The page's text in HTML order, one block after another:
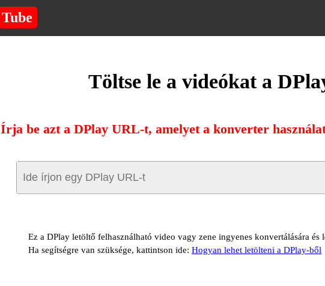
Tube
Töltse le a videókat a
Írja be azt a DPlay URL-t, amelyet a konverter
Ez a DPlay letöltő felhasználható video vagy zene ingyenes konvertálására és
Ha segítségre van szüksége, kattintson ide: Hogyan lehet letölteni a DPlay-ből